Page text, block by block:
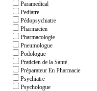
Paramedical
Pediatre
Pédopsychiatre
Pharmacien
Pharmacologie
Pneumologue
Podologue
Praticien de la Santé
Préparateur En Pharmacie
Psychiatre
Psychologue